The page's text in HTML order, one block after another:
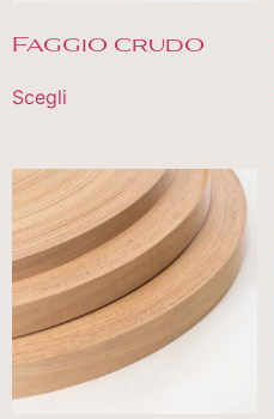
Faggio crudo
Scegli